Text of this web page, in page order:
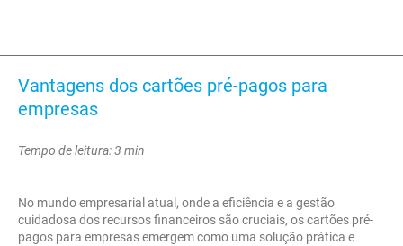
Vantagens dos cartões pré-pagos para
empresas
Tempo de leitura: 3 min
No mundo empresarial atual, onde a eficiência e a gestão
cuidadosa dos recursos financeiros são cruciais, os cartões pré-
pagos para empresas emergem como uma solução prática e